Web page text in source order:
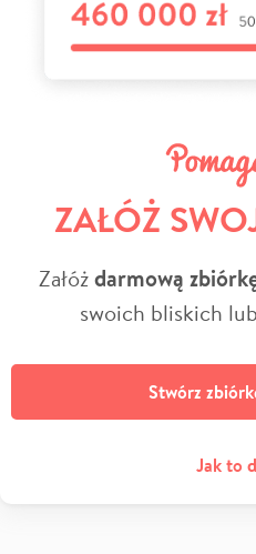
ZAŁÓŻ
Załóżdarmową
swoich bliskich
Stwórz
Jak to